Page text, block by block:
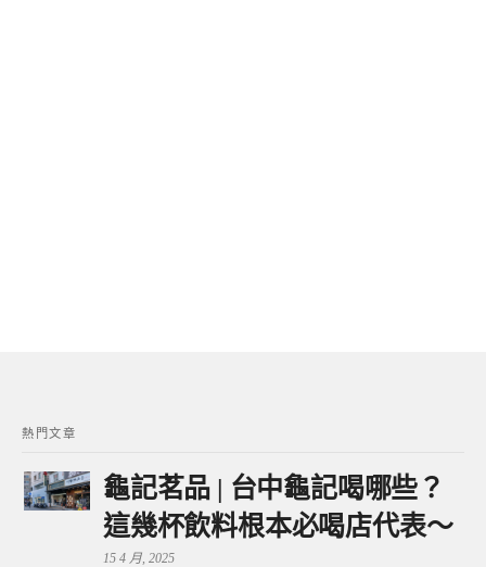
熱門文章
龜記茗品 | 台中龜記喝哪些？
這幾杯飲料根本必喝店代表～
15 4 月, 2025